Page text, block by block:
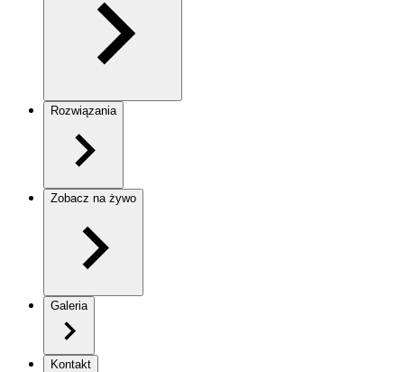
Rozwiązania
Zobacz na żywo
Galeria
Kontakt